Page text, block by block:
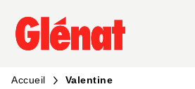
MENU RECHERCHE
PIED DE PAGE
Accueil Valentine